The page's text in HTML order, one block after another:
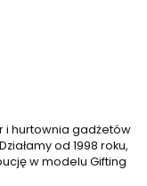
i hurtownia gadżetów
od 1998 roku,
w modelu Gifting